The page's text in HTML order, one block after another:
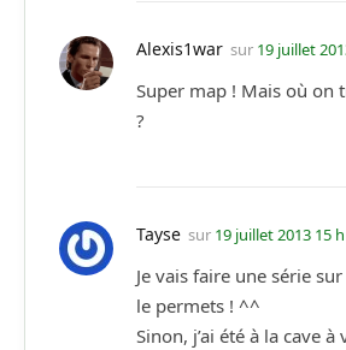
Alexis1war sur 19 juillet
Super map ! Mais où on
?
Tayse sur 19 juillet 2013 15
Je vais faire une série
le permets ! ^^
Sinon, j’ai été à la cave à